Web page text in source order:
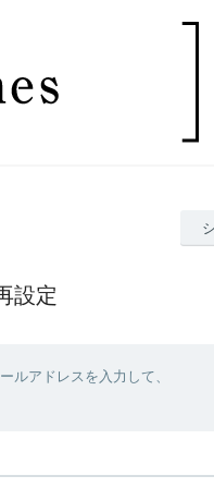
設定
ルアドレスを入力して、